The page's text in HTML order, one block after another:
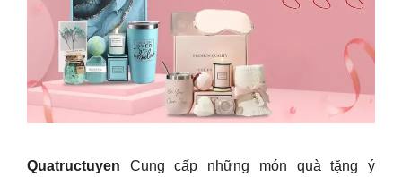
Quatructuyen Cung cấp những món quà tặng ý